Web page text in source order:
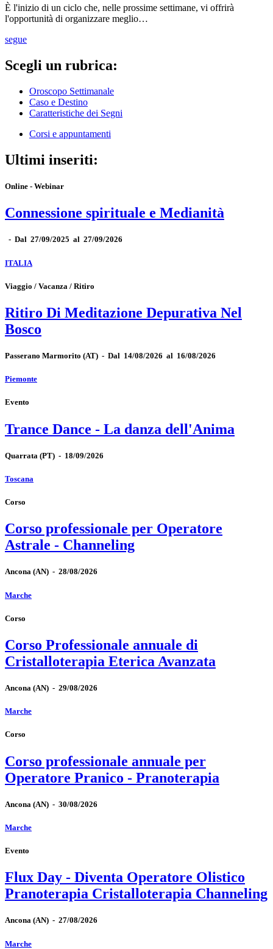
È l'inizio di un ciclo che, nelle prossime settimane, vi offrirà
l'opportunità di organizzare meglio…
segue
Scegli un rubrica:
Oroscopo Settimanale
Caso e Destino
Caratteristiche dei Segni
Corsi e appuntamenti
Ultimi inseriti:
Online - Webinar
Connessione spirituale e Medianità
- Dal 27/09/2025 al 27/09/2026
ITALIA
Viaggio / Vacanza / Ritiro
Ritiro Di Meditazione Depurativa Nel
Bosco
Passerano Marmorito (AT) - Dal 14/08/2026 al 16/08/2026
Piemonte
Evento
Trance Dance - La danza dell'Anima
Quarrata (PT) - 18/09/2026
Toscana
Corso
Corso professionale per Operatore
Astrale - Channeling
Ancona (AN) - 28/08/2026
Marche
Corso
Corso Professionale annuale di
Cristalloterapia Eterica Avanzata
Ancona (AN) - 29/08/2026
Marche
Corso
Corso professionale annuale per
Operatore Pranico - Pranoterapia
Ancona (AN) - 30/08/2026
Marche
Evento
Flux Day - Diventa Operatore Olistico
Pranoterapia Cristalloterapia Channeling
Ancona (AN) - 27/08/2026
Marche